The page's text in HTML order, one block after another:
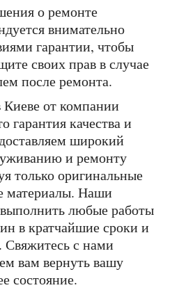
внимательно
гарантии, чтобы
своих прав в случае
после ремонта.
гарантия качества и
широкий
и ремонту
только оригинальные
материалы. Наши
любые работы
в кратчайшие сроки и
Свяжитесь с нами
вам вернуть вашу
состояние.